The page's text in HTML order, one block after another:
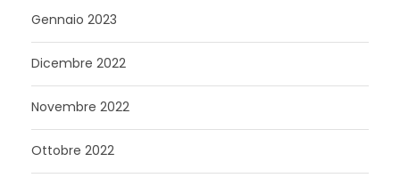
Gennaio 2023
Dicembre 2022
Novembre 2022
Ottobre 2022